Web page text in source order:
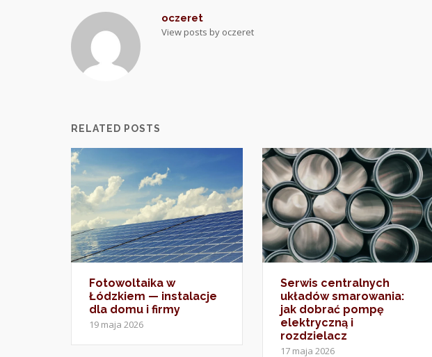
oczeret
View posts by oczeret
RELATED POSTS
Fotowoltaika w
Łódzkiem — instalacje
dla domu i firmy
19 maja 2026
Serwis centralnych
układów smarowania:
jak dobrać pompę
elektryczną i
rozdzielacz
17 maja 2026